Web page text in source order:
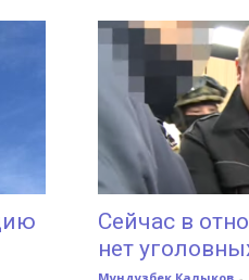
Сейчас в
нет